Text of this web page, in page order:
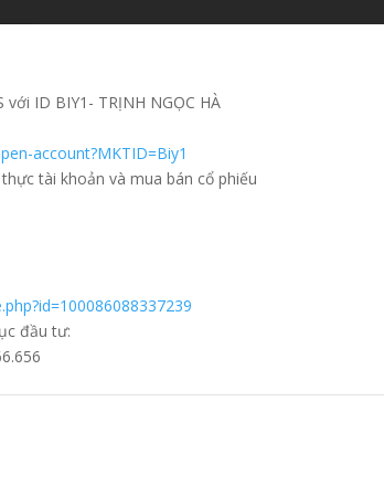
ID BIY1- TRỊNH NGỌC HÀ
account?MKTID=Biy1
tài khoản và mua bán cổ phiếu
đầu tư: